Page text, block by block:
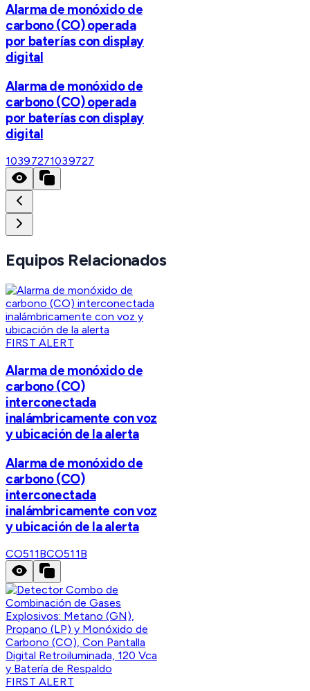
Alarma de monóxido de
carbono (CO) operada
por baterías con display
digital
Alarma de monóxido de
carbono (CO) operada
por baterías con display
digital
10397271039727
Equipos Relacionados
FIRST ALERT
Alarma de monóxido de
carbono (CO)
interconectada
inalámbricamente con voz
y ubicación de la alerta
Alarma de monóxido de
carbono (CO)
interconectada
inalámbricamente con voz
y ubicación de la alerta
CO511BCO511B
FIRST ALERT